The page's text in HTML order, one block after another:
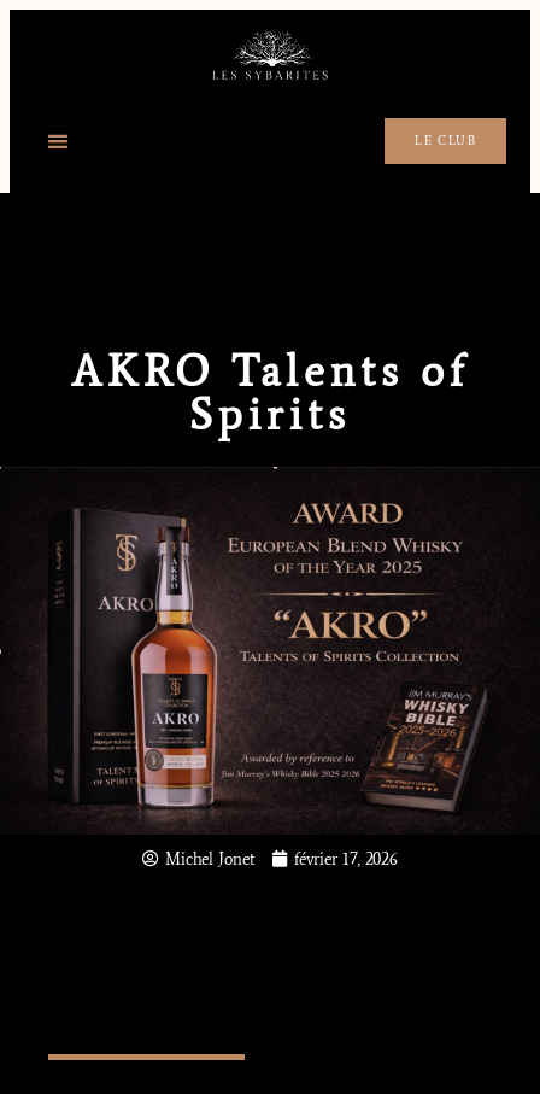
LE CLUB
AKRO Talents of
Spirits
Michel Jonet février 17, 2026